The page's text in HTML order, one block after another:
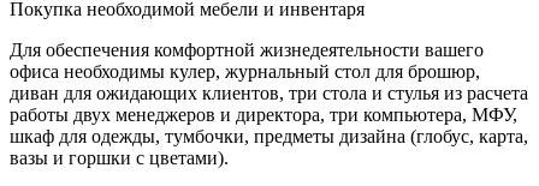
Покупка необходимой мебели и инвентаря
Для обеспечения комфортной жизнедеятельности вашего
офиса необходимы кулер, журнальный стол для брошюр,
диван для ожидающих клиентов, три стола и стулья из расчета
работы двух менеджеров и директора, три компьютера, МФУ,
шкаф для одежды, тумбочки, предметы дизайна (глобус, карта,
вазы и горшки с цветами).